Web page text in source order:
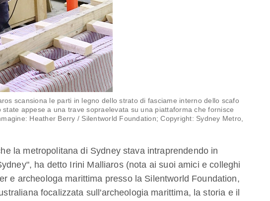
scansiona le parti in legno dello strato di fasciame interno dello scafo
appese a una trave sopraelevata su una piattaforma che fornisce
Heather Berry / Silentworld Foundation; Copyright: Sydney Metro,
la metropolitana di Sydney stava intraprendendo in
ha detto Irini Malliaros (nota ai suoi amici e colleghi
e archeologa marittima presso la Silentworld Foundation,
focalizzata sull'archeologia marittima, la storia e il